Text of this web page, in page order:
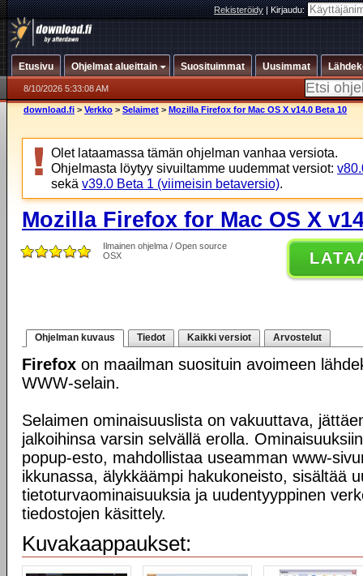
Rekisteröidy|Kirjaudu:
Etusivu Ohjelmat alueittain Suosituimmat Uusimmat
8/10/2026 5:33:08 AM
download.fi > Verkko > Selaimet > Mozilla Firefox for Mac OS X v14.0 Beta 10
Olet lataamassa tämän ohjelman vanhaa versiota.
Ohjelmasta löytyy sivuiltamme uudemmat versiot:
sekä v39.0 Beta 1 (viimeisin betaversio).
Mozilla Firefox for Mac OS X
Ilmainen ohjelma / Open source
OSX
Ohjelman kuvaus Tiedot Kaikki versiot Arvostelut
Firefox on maailman suosituin avoimeen
WWW-selain.
Selaimen ominaisuuslista on vakuuttava,
jalkoihinsa varsin selvällä erolla.
popup-esto, mahdollistaa useamman www-
ikkunassa, älykkäämpi hakukoneisto, sisältää
tietoturvaominaisuuksia ja uudentyyppinen
tiedostojen käsittely.
Kuvakaappaukset: